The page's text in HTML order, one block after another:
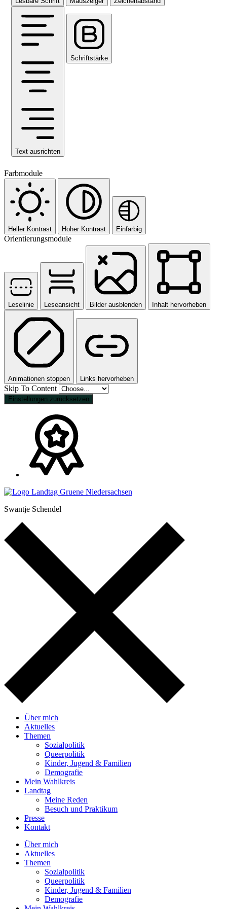
Text ausrichten
Schriftstärke
Farbmodule
Heller Kontrast Hoher Kontrast Einfarbig
Orientierungsmodule
Leselinie Leseansicht Bilder ausblenden Inhalt hervorheben
Animationen stoppen Links hervorheben
Skip To Content
Einstellungen zurücksetzen
Swantje Schendel
Über mich
Aktuelles
Themen
Sozialpolitik
Queerpolitik
Kinder, Jugend & Familien
Demografie
Mein Wahlkreis
Landtag
Meine Reden
Besuch und Praktikum
Presse
Kontakt
Über mich
Aktuelles
Themen
Sozialpolitik
Queerpolitik
Kinder, Jugend & Familien
Demografie